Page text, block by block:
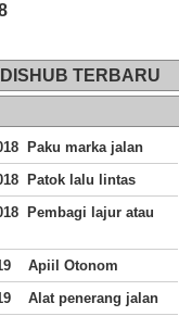
TERBARU
Paku marka jalan
Patok lalu lintas
Pembagi lajur atau
Apiil Otonom
Alat penerang jalan